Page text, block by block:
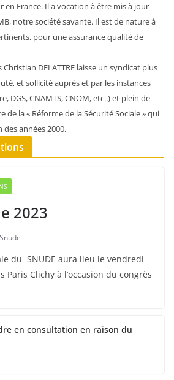
en France. Il a vocation à être mis à jour
notre société savante. Il est de nature à
pour une assurance qualité de
DELATTRE laisse un syndicat plus
et sollicité auprès et par les instances
DGS, CNAMTS, CNOM, etc..) et plein de
de la « Réforme de la Sécurité Sociale » qui
années 2000.
2023
Snude
du SNUDE aura lieu le vendredi
Paris Clichy à l’occasion du congrès
en consultation en raison du